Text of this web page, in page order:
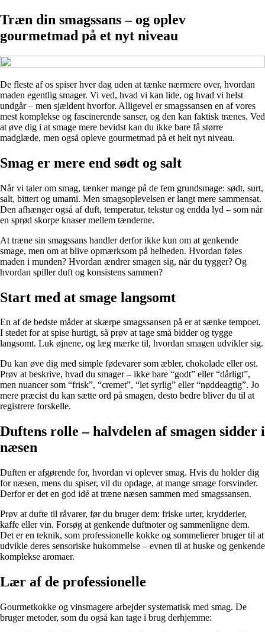
Træn din smagssans – og oplev
gourmetmad på et nyt niveau
De fleste af os spiser hver dag uden at tænke nærmere over, hvordan
maden egentlig smager. Vi ved, hvad vi kan lide, og hvad vi helst
undgår – men sjældent hvorfor. Alligevel er smagssansen en af vores
mest komplekse og fascinerende sanser, og den kan faktisk trænes. Ved
at øve dig i at smage mere bevidst kan du ikke bare få større
madglæde, men også opleve gourmetmad på et helt nyt niveau.
Smag er mere end sødt og salt
Når vi taler om smag, tænker mange på de fem grundsmage: sødt, surt,
salt, bittert og umami. Men smagsoplevelsen er langt mere sammensat.
Den afhænger også af duft, temperatur, tekstur og endda lyd – som når
en sprød skorpe knaser mellem tænderne.
At træne sin smagssans handler derfor ikke kun om at genkende
smage, men om at blive opmærksom på helheden. Hvordan føles
maden i munden? Hvordan ændrer smagen sig, når du tygger? Og
hvordan spiller duft og konsistens sammen?
Start med at smage langsomt
En af de bedste måder at skærpe smagssansen på er at sænke tempoet.
I stedet for at spise hurtigt, så prøv at tage små bidder og tygge
langsomt. Luk øjnene, og læg mærke til, hvordan smagen udvikler sig.
Du kan øve dig med simple fødevarer som æbler, chokolade eller ost.
Prøv at beskrive, hvad du smager – ikke bare “godt” eller “dårligt”,
men nuancer som “frisk”, “cremet”, “let syrlig” eller “nøddeagtig”. Jo
mere præcist du kan sætte ord på smagen, desto bedre bliver du til at
registrere forskelle.
Duftens rolle – halvdelen af smagen sidder i
næsen
Duften er afgørende for, hvordan vi oplever smag. Hvis du holder dig
for næsen, mens du spiser, vil du opdage, at mange smage forsvinder.
Derfor er det en god idé at træne næsen sammen med smagssansen.
Prøv at dufte til råvarer, før du bruger dem: friske urter, krydderier,
kaffe eller vin. Forsøg at genkende duftnoter og sammenligne dem.
Det er en teknik, som professionelle kokke og sommelierer bruger til at
udvikle deres sensoriske hukommelse – evnen til at huske og genkende
komplekse aromaer.
Lær af de professionelle
Gourmetkokke og vinsmagere arbejder systematisk med smag. De
bruger metoder, som du også kan tage i brug derhjemme: